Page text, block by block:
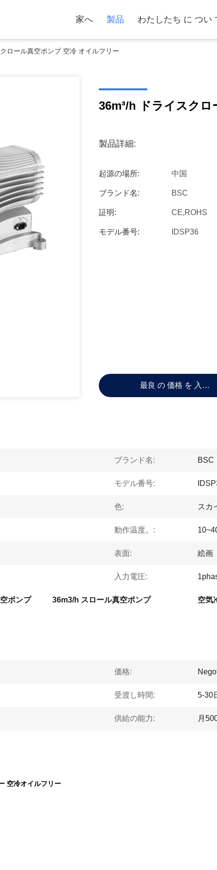
家へ 製品 わたしたち に つい
ロール真空ポンプ 空冷 オイルフリー
36m³/h ドライスク
製品詳細:
起源の場所: 中国
ブランド名: BSC
証明: CE,ROHS
モデル番号: IDSP36
最良 の 価格 を 入手
ブランド名: BSC
モデル番号:
色: スカ
動作温度。:
表面: 絵画
入力電圧:
ポンプ 36m3/h スロール真空ポンプ 空気
価格:
受渡し時間: 5-30
供給の能力: 月
空冷オイルフリー